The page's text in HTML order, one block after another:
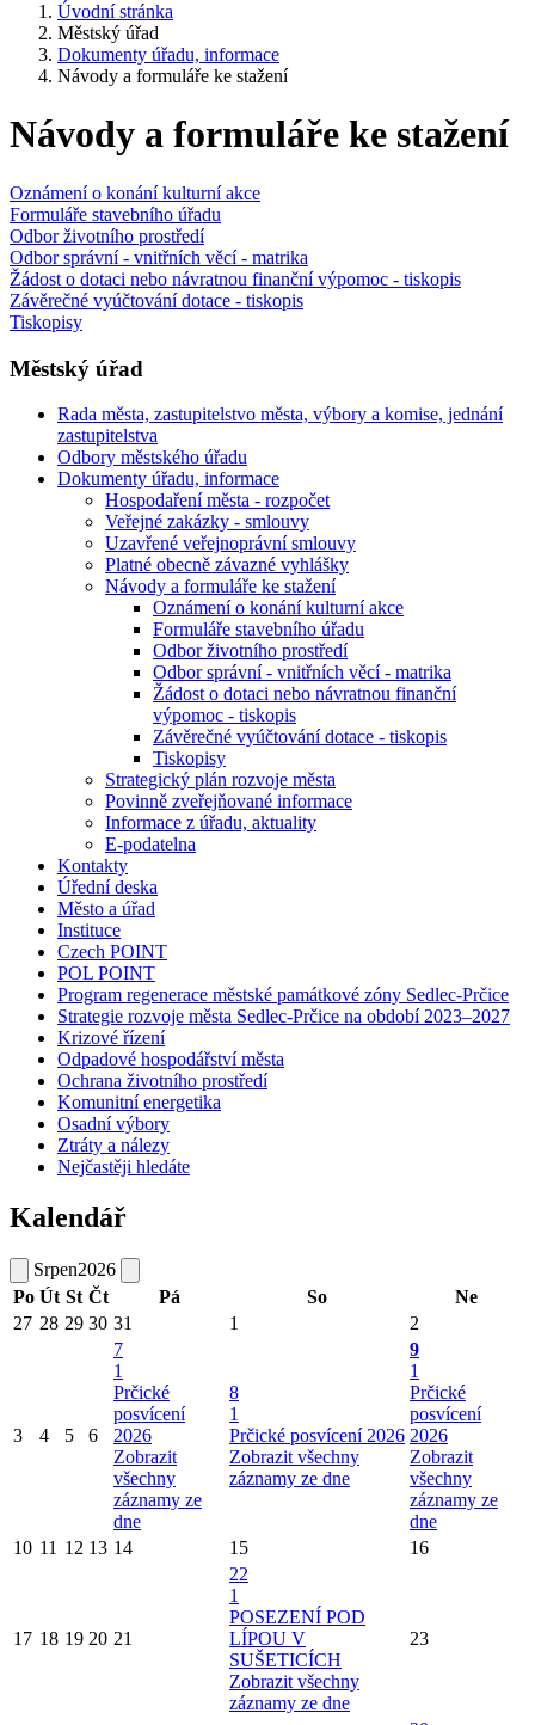
Úvodní stránka
Městský úřad
Dokumenty úřadu, informace
Návody a formuláře ke stažení
Návody a formuláře ke stažení
Oznámení o konání kulturní akce
Formuláře stavebního úřadu
Odbor životního prostředí
Odbor správní - vnitřních věcí - matrika
Žádost o dotaci nebo návratnou finanční výpomoc - tiskopis
Závěrečné vyúčtování dotace - tiskopis
Tiskopisy
Městský úřad
Rada města, zastupitelstvo města, výbory a komise, jednání
zastupitelstva
Odbory městského úřadu
Dokumenty úřadu, informace
Hospodaření města - rozpočet
Veřejné zakázky - smlouvy
Uzavřené veřejnoprávní smlouvy
Platné obecně závazné vyhlášky
Návody a formuláře ke stažení
Oznámení o konání kulturní akce
Formuláře stavebního úřadu
Odbor životního prostředí
Odbor správní - vnitřních věcí - matrika
Žádost o dotaci nebo návratnou finanční
výpomoc - tiskopis
Závěrečné vyúčtování dotace - tiskopis
Tiskopisy
Strategický plán rozvoje města
Povinně zveřejňované informace
Informace z úřadu, aktuality
E-podatelna
Kontakty
Úřední deska
Město a úřad
Instituce
Czech POINT
POL POINT
Program regenerace městské památkové zóny Sedlec-Prčice
Strategie rozvoje města Sedlec-Prčice na období 2023–2027
Krizové řízení
Odpadové hospodářství města
Ochrana životního prostředí
Komunitní energetika
Osadní výbory
Ztráty a nálezy
Nejčastěji hledáte
Kalendář
Srpen2026
Po Út St Čt Pá So
Ne
27 28 29 30 31 1 2
3 4 5 6
7
1
Prčické
posvícení
2026
Zobrazit
všechny
záznamy ze
dne
8
1
Prčické posvícení 2026
Zobrazit všechny
záznamy ze dne
9
1
Prčické
posvícení
2026
Zobrazit
všechny
záznamy ze
dne
10 11 12 13 14 15 16
17 18 19 20 21
22
1
POSEZENÍ POD
LÍPOU V
SUŠETICÍCH
Zobrazit všechny
záznamy ze dne
23